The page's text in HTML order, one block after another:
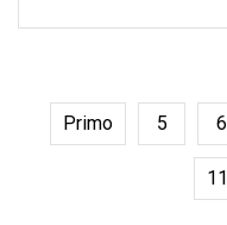
Primo 5 6
11